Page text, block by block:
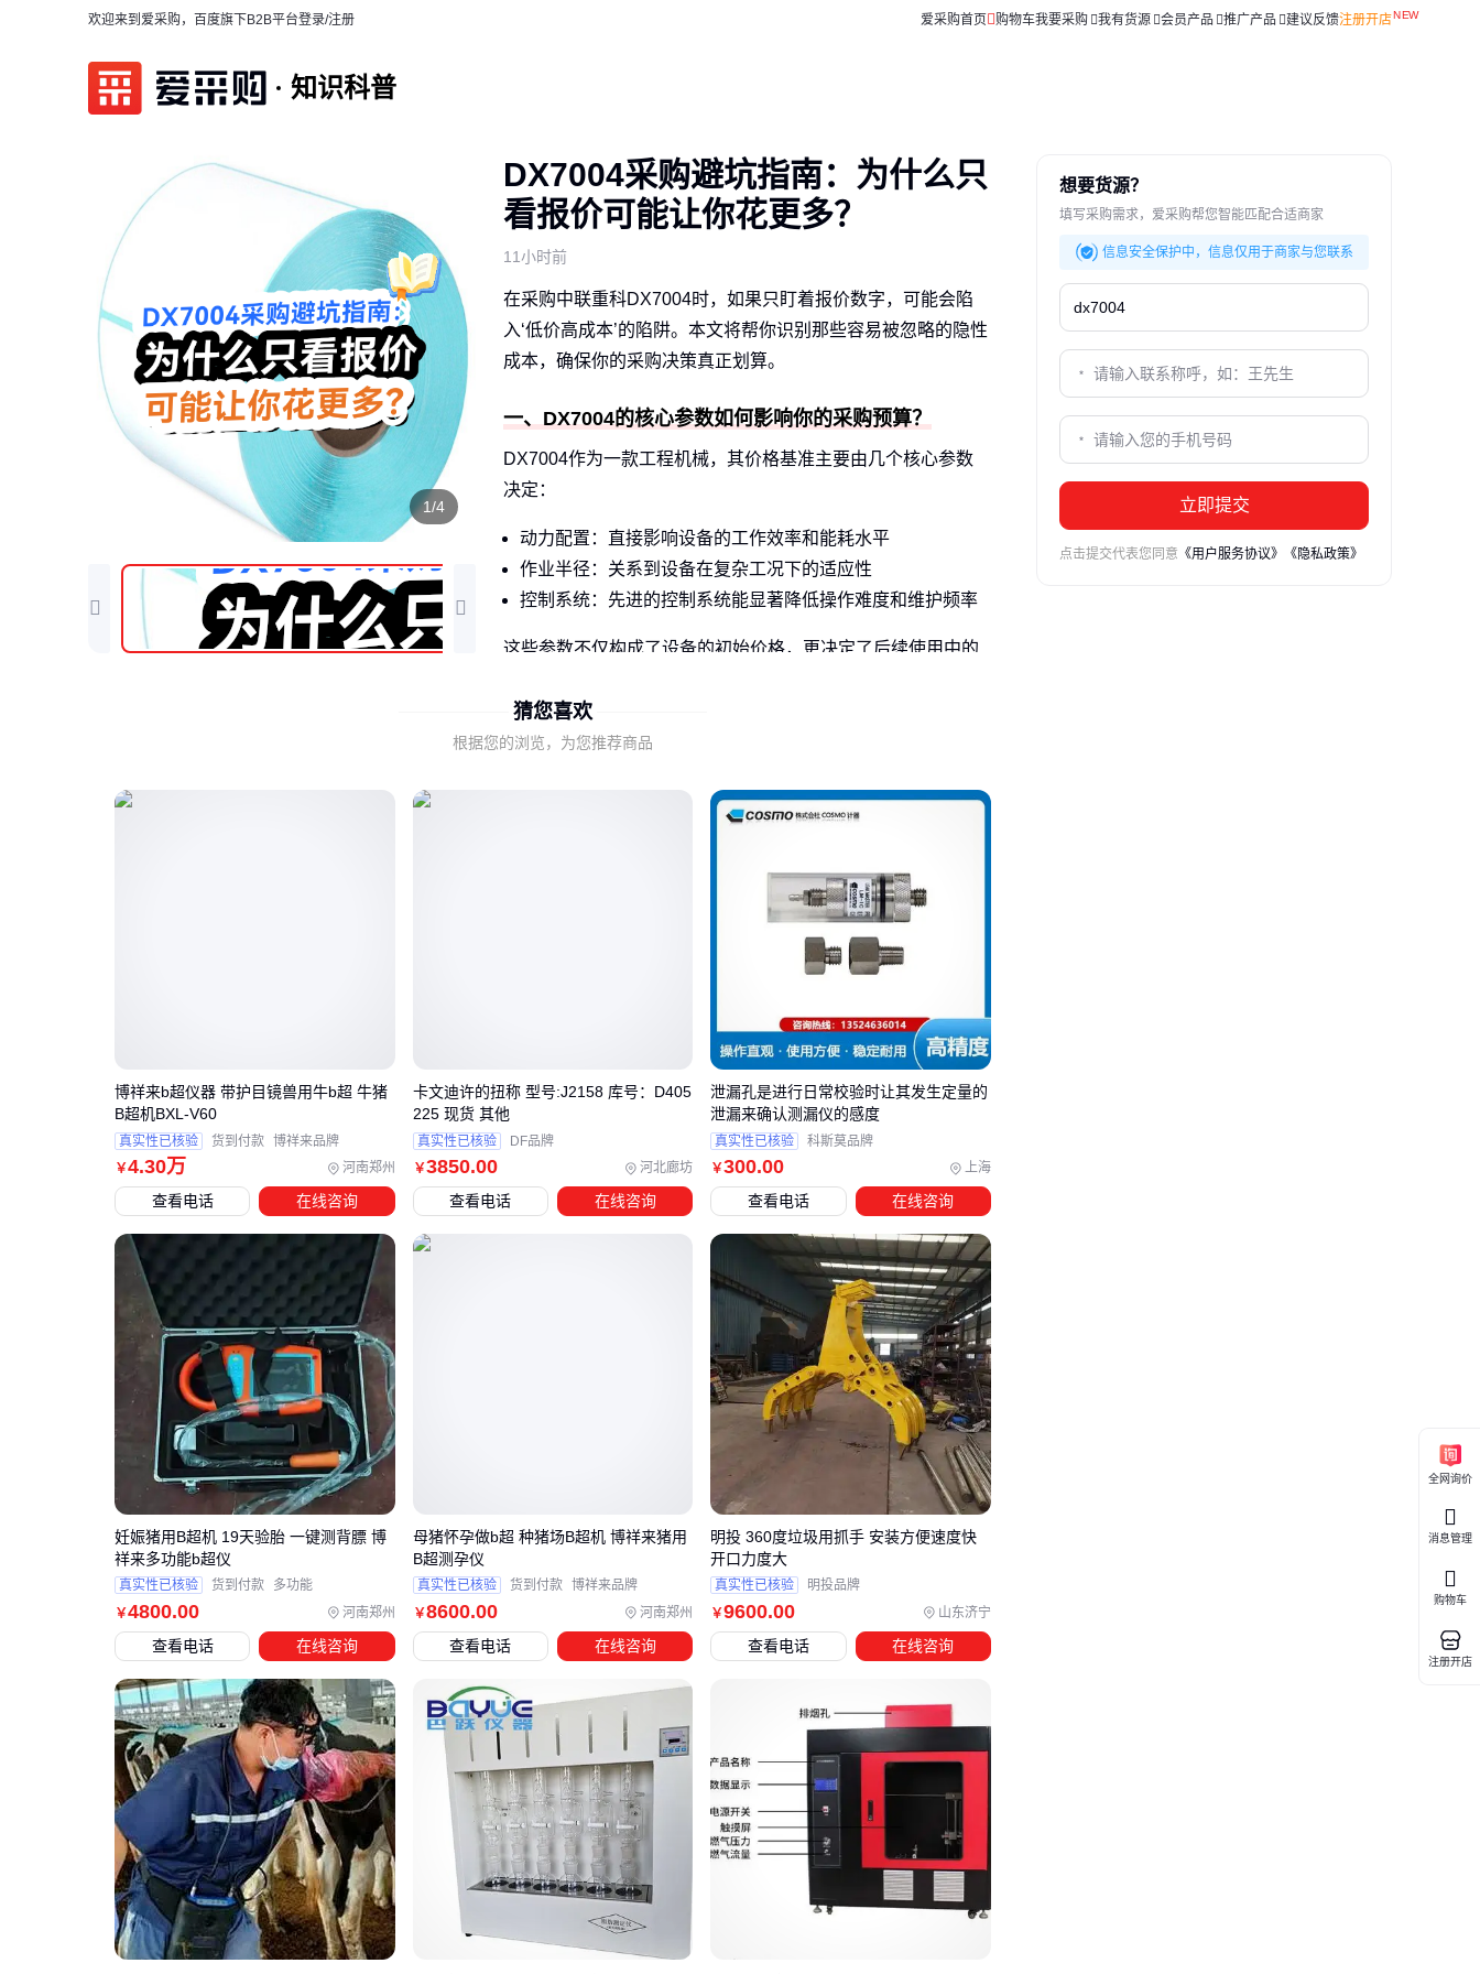
欢迎来到爱采购，百度旗下B2B平台登录/注册 爱采购首页 购物车我要采购 我有货源 会员产品 推广产品 建议反馈注册开店
知识科普
1/4
DX7004采购避坑指南：为什么只
看报价可能让你花更多？
11小时前
在采购中联重科DX7004时，如果只盯着报价数字，可能会陷
入‘低价高成本’的陷阱。本文将帮你识别那些容易被忽略的隐性
成本，确保你的采购决策真正划算。
一、DX7004的核心参数如何影响你的采购预算？
DX7004作为一款工程机械，其价格基准主要由几个核心参数
决定：
动力配置：直接影响设备的工作效率和能耗水平
作业半径：关系到设备在复杂工况下的适应性
控制系统：先进的控制系统能显著降低操作难度和维护频率
这些参数不仅构成了设备的初始价格，更决定了后续使用中的
现在这些长期价值上。
当你看到两台DX7004标价不同时，先别急着选择便宜的——
设备耐用性的差异往往来自那些报价单上不会标注的细节：
钻杆钢材：优质钢材能承受更高强度的连续作业
液压系统密封件：劣质密封件会导致频繁漏油和停机
采购时多问几句关于材质和工艺的问题，能帮你避开后续高昂
下次看到特别低的DX7004报价时，建议先了解下这些隐蔽部
件的配置情况——这往往是厂家压缩成本的首选区域。
三、如何根据实际工况选择DX7004的配置方案？
选择DX7004时，首先要明确你的主要作业场景。不同工况对
设备的配置要求差异明显，盲目追求高配或低配都可能导致资
长期硬岩钻进：需要强化钻杆和液压系统，虽然初期成本较
高，但能减少频繁更换带来的停机损失
松散土层作业：基础配置即可满足需求，优先考虑钻头适配
狭窄空间施工：需关注设备尺寸和转向灵活性，而非单纯追
热敏打印机
在医疗影像输出等专业场景中表现出色，其干式
打印技术和快速预热特性特别适合需要即时成像的场合。而
则在工业标识领域更具优势，热转印打印方式能保
证标签在复杂环境下的持久性。
确定主设备配置后，还需要评估配套系统的兼容性。例如钻头
类型与岩层的匹配度、泥浆泵的流量参数等，这些看似次要的
因素实际会显著影响整体作业效率。建议先梳理核心需求清
单，再逐步筛选适配的辅助设备。
四、为什么配套设备的选择直接影响总成本？
采购DX7004后，许多用户会发现实际使用成本远超设备报
价。钻头磨损、泥浆处理系统效率不足等问题会显著增加停机
时间和耗材支出。 以钻头为例，不同岩层适配的钻头材质差异
明显：软岩层使用普通合金钻头即可，而硬岩层需要更耐磨的
猜您喜欢
根据您的浏览，为您推荐商品
￥4.30万 河南郑州
博祥来b超仪器 带护目镜兽用牛b超 牛猪
B超机BXL-V60
真实性已核验 货到付款 博祥来品牌
查看电话 在线咨询
￥3850.00 河北廊坊
卡文迪许的扭称 型号:J2158 库号：D405
225 现货 其他
真实性已核验 DF品牌
查看电话 在线咨询
￥300.00 上海
泄漏孔是进行日常校验时让其发生定量的
泄漏来确认测漏仪的感度
真实性已核验 科斯莫品牌
查看电话 在线咨询
￥4800.00 河南郑州
妊娠猪用B超机 19天验胎 一键测背膘 博
祥来多功能b超仪
真实性已核验 货到付款 多功能
查看电话 在线咨询
￥8600.00 河南郑州
母猪怀孕做b超 种猪场B超机 博祥来猪用
B超测孕仪
真实性已核验 货到付款 博祥来品牌
查看电话 在线咨询
￥9600.00 山东济宁
明投 360度垃圾用抓手 安装方便速度快
开口力度大
真实性已核验 明投品牌
查看电话 在线咨询
想要货源？
填写采购需求，爱采购帮您智能匹配合适商家
信息安全保护中，信息仅用于商家与您联系
立即提交
点击提交代表您同意 《用户服务协议》 《隐私政策》
全网询价
消息管理
购物车
注册开店